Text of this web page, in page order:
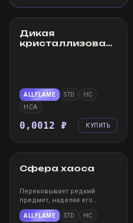
STEAM WIN
Дикая
кристаллизованная
ALLFLAME STD
HC
HCA
0,0012 ₽ КУПИТЬ
Сфера хаоса
Перековывает редкий
предмет, наделяя его
новыми случайными
свойствами
ALLFLAME STD
HC